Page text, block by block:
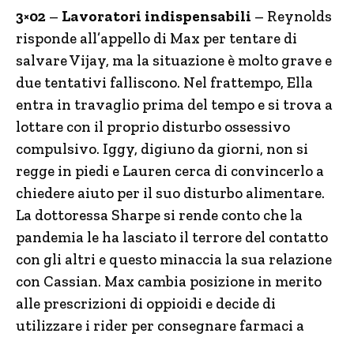
3×02 – Lavoratori indispensabili – Reynolds
risponde all’appello di Max per tentare di
salvare Vijay, ma la situazione è molto grave e
due tentativi falliscono. Nel frattempo, Ella
entra in travaglio prima del tempo e si trova a
lottare con il proprio disturbo ossessivo
compulsivo. Iggy, digiuno da giorni, non si
regge in piedi e Lauren cerca di convincerlo a
chiedere aiuto per il suo disturbo alimentare.
La dottoressa Sharpe si rende conto che la
pandemia le ha lasciato il terrore del contatto
con gli altri e questo minaccia la sua relazione
con Cassian. Max cambia posizione in merito
alle prescrizioni di oppioidi e decide di
utilizzare i rider per consegnare farmaci a